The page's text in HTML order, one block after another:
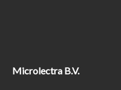
Microlectra B.V.